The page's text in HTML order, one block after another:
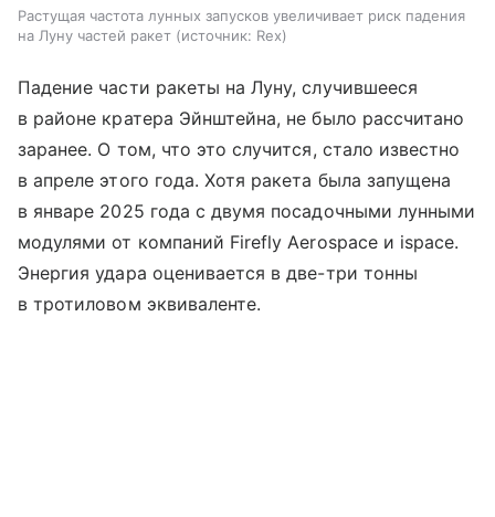
Растущая частота лунных запусков увеличивает риск падения
на Луну частей ракет
источник: Rex
Падение части ракеты на Луну, случившееся
в районе кратера Эйнштейна, не было рассчитано
заранее. О том, что это случится, стало известно
в апреле этого года. Хотя ракета была запущена
в январе 2025 года с двумя посадочными лунными
модулями от компаний Firefly Aerospace и ispace.
Энергия удара оценивается в две-три тонны
в тротиловом эквиваленте.